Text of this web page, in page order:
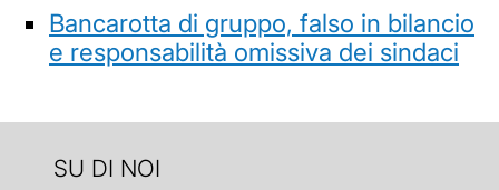
Bancarotta di gruppo, falso in bilancio
e responsabilità omissiva dei sindaci
SU DI NOI